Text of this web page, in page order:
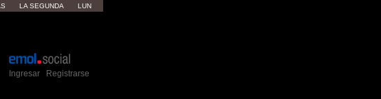
LA SEGUNDA LUN
Ingresar Registrarse